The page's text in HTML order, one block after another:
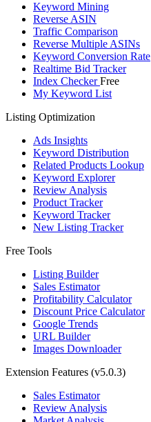
Keyword Mining
Reverse ASIN
Traffic Comparison
Reverse Multiple ASINs
Keyword Conversion Rate
Realtime Bid Tracker
Index CheckerFree
My Keyword List
Listing Optimization
Ads Insights
Keyword Distribution
Related Products Lookup
Keyword Explorer
Review Analysis
Product Tracker
Keyword Tracker
New Listing Tracker
Free Tools
Listing Builder
Sales Estimator
Profitability Calculator
Discount Price Calculator
Google Trends
URL Builder
Images Downloader
Extension Features (v5.0.3)
Sales Estimator
Review Analysis